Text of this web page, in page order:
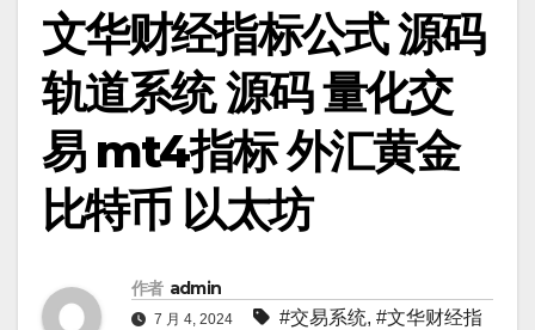
文华财经指标公式 源码
轨道系统 源码 量化交
易 mt4指标 外汇黄金
比特币 以太坊
作者 admin
7 月 4, 2024 #交易系统, #文华财经指